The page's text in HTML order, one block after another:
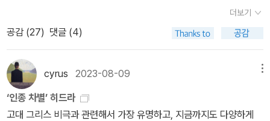
입은 시신 역시 사용할 수 없어 될 수 있는 대로 죽은 지 얼마 안 되어
묻힌 시신을 찾기에 이르러 실험실 역시 공동묘지에 인접한 장소, 인
침내 젊고 건장한 노동자가 연못에서 익사한 사건이 벌어진다. 이 건
장한 체격의 젊은이는 연고가 없어 시 당국에 의하여 방부처리하지
않고 당일 곧바로 공동묘지에 매장을 하는데, 마침 칠흑 같은 밤중이
라 웨스트와 ‘나’는 회색 눈과 갈색 머리카락을 한 젊은 시신을 묘지에
놓기까지 했다. 그 대화 전체를 대표하는 주제문이자 지극히 윌콕스
꿈속의 이상한 도시에서 만든 것이니까요. 하지만 꿈이란 음울한 티
레보다, 사색에 잠긴 스핑크스보다, 정원에 둘러싸인 바빌론보다 오
래된 것 아닙니까?' (170) 예술가가 살 곳은 노스엔드야. 진정한 유
해지라고! 미지의 땅에서 찾아 헤매고 방황하라고! 그렇게 하되 빵 부
스러기나 하얀 조약돌 같은 생명줄은 유지한 채! (《야만스러운 탐정
항심 가득한 청년들에게 건넨 조언이었다. 물론 아무도 귀를 기울이
지는 않았지만... ㅋㅋ 내가 그의 생각을 제대로 이해한 것인지는 모르
겠지만, 나는 호아킨이 최고의 문학이라고 말한 ‘평온할 때를 위한 문
학’을, 특정한 감정 하나에 독자를 붙들어 두는 것이 아니라 결국 삶으
ke)다. 그는 아무도 살지 않은 음산한 교회에 호기심을 느낀다. 교회
건물에 들어간 블레이크는 지하실을 조사하다가 상자를 발견한다. 그
가 열어본 상자 속에 ‘빛나는 트라페조헤드론(Shining Trapezohe
dron)’[주1]이라는 정체불명의 물체가 있다. 블레이크의 일기에 그
물체와 관련된 구절이 있다. “상자 속 물건을 응시함으로써 ‘어둠 속
의 손님(The Haunter of the Dark)’을 깨워 버렸다.”[주2] 블레이
더보기
공감 (27) 댓글 (4)
cyrus 2023-08-09
‘인종 차별’ 히드라
고대 그리스 비극과 관련해서 가장 유명하고, 지금까지도 다양하게